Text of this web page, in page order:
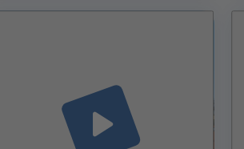
play_arrow